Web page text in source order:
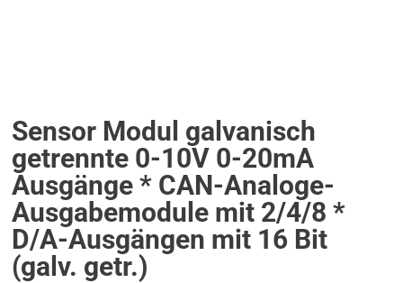
Sensor Modul galvanisch
getrennte 0-10V 0-20mA
Ausgänge * CAN-Analoge-
Ausgabemodule mit 2/4/8 *
D/A-Ausgängen mit 16 Bit
(galv. getr.)